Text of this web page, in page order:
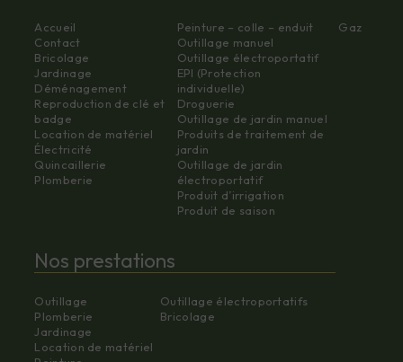
Accueil
Contact
Bricolage
Jardinage
Déménagement
Reproduction de clé et
badge
Location de matériel
Électricité
Quincaillerie
Plomberie
Peinture – colle – enduit
Outillage manuel
Outillage électroportatif
EPI (Protection
individuelle)
Droguerie
Outillage de jardin manuel
Produits de traitement de
jardin
Outillage de jardin
électroportatif
Produit d’irrigation
Produit de saison
Gaz
Nos prestations
Outillage
Plomberie
Jardinage
Location de matériel
Outillage électroportatifs
Bricolage